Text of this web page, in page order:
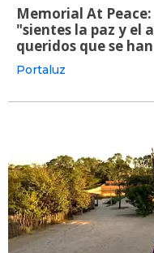
Memorial At
"sientes la paz y el
queridos que se
Portaluz